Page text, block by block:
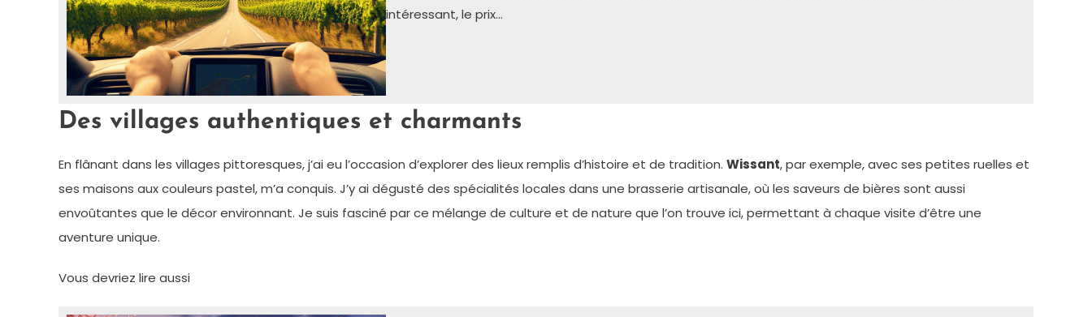
intéressant, le prix…
Des villages authentiques et charmants
En flânant dans les villages pittoresques, j’ai eu l’occasion d’explorer des lieux remplis d’histoire et de tradition. Wissant, par exemple, avec ses petites ruelles et
ses maisons aux couleurs pastel, m’a conquis. J’y ai dégusté des spécialités locales dans une brasserie artisanale, où les saveurs de bières sont aussi
envoûtantes que le décor environnant. Je suis fasciné par ce mélange de culture et de nature que l’on trouve ici, permettant à chaque visite d’être une
aventure unique.
Vous devriez lire aussi